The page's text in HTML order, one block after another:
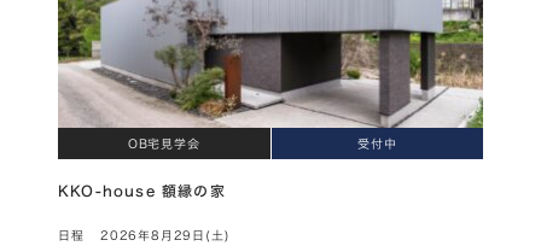
OB宅見学会 受付中
KKO-house 額縁の家
日程 2026年8月29日(土)